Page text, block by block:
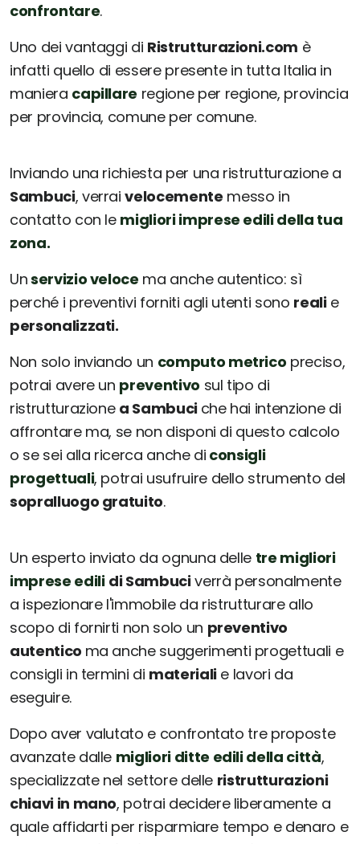
confrontare.
Uno dei vantaggi di Ristrutturazioni.com è
infatti quello di essere presente in tutta Italia in
maniera capillare regione per regione, provincia
per provincia, comune per comune.
Inviando una richiesta per una ristrutturazione a
Sambuci, verraivelocemente messo in
contatto con le migliori imprese edili della tua
zona.
Unservizio veloce ma anche autentico: sì
perché i preventivi forniti agli utenti sono realie
personalizzati.
Non solo inviando un computo metrico preciso,
potrai avere un preventivo sul tipo di
ristrutturazione a Sambuci che hai intenzione di
affrontare ma, se non disponi di questo calcolo
o se sei alla ricerca anche di consigli
progettuali, potrai usufruire dello strumento del
sopralluogo gratuito.
Un esperto inviato da ognuna delle tre migliori
imprese edili di Sambuciverrà personalmente
a ispezionare l'immobile da ristrutturare allo
scopo di fornirti non solo un preventivo
autentico ma anche suggerimenti progettuali e
consigli in termini di materialie lavori da
eseguire.
Dopo aver valutato e confrontato tre proposte
avanzate dalle migliori ditte edili della città,
specializzate nel settore delle ristrutturazioni
chiavi in mano, potrai decidere liberamente a
quale affidarti per risparmiare tempo e denaro e